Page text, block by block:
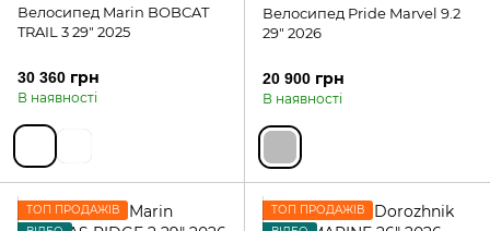
Велосипед Marin BOBCAT
TRAIL 3 29" 2025
30 360 грн
В наявності
Велосипед Pride Marvel 9.2
29" 2026
20 900 грн
В наявності
ТОП ПРОДАЖІВ
ТОП ПРОДАЖІВ